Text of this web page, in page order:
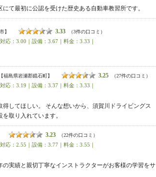
て最初に公認を受けた歴史ある自動車教習所です。
】 3.33 （3件の口コミ）
応：3.00｜設備：3.67｜料金：3.33｜
福島県岩瀬郡鏡石町】 3.25 （27件の口コミ）
応：3.19｜設備：3.37｜料金：3.33｜
してほしい。 そんな想いから、須賀川ドライビングス
取り入れています。
3.23 （22件の口コミ）
応：2.55｜設備：3.77｜料金：3.55｜
の実績と親切丁寧なインストラクターがお客様の学習をサ